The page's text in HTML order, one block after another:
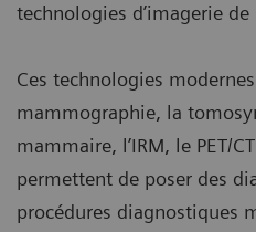
technologies d’imagerie
Ces technologies
mammographie, la
mammaire, l’IRM, le PET/
permettent de poser des
procédures diagnostiques